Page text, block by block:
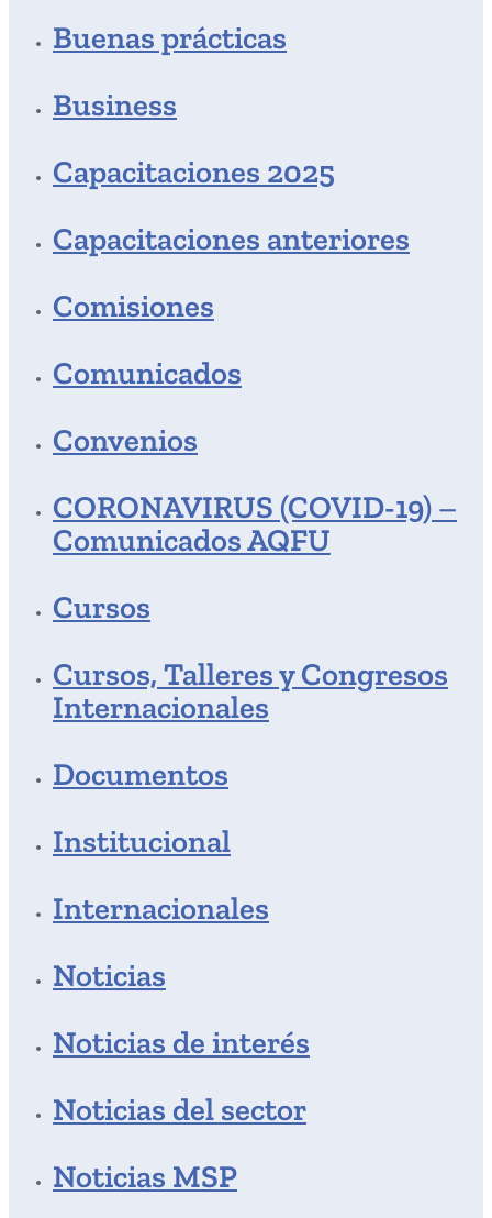
Buenas prácticas
Business
Capacitaciones 2025
Capacitaciones anteriores
Comisiones
Comunicados
Convenios
CORONAVIRUS (COVID-19) –
Comunicados AQFU
Cursos
Cursos, Talleres y Congresos
Internacionales
Documentos
Institucional
Internacionales
Noticias
Noticias de interés
Noticias del sector
Noticias MSP